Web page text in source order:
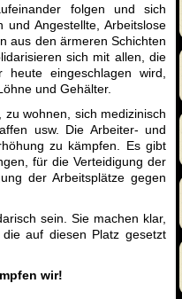
folgen und sich
und Angestellte, Arbeitslose
aus den ärmeren Schichten
sich mit allen, die
eingeschlagen wird,
und Gehälter.
wohnen, sich medizinisch
usw. Die Arbeiter- und
zu kämpfen. Es gibt
für die Verteidigung der
der Arbeitsplätze gegen
sein. Sie machen klar,
auf diesen Platz gesetzt
wir!